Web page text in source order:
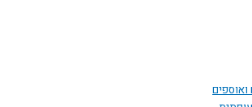
ואוספים